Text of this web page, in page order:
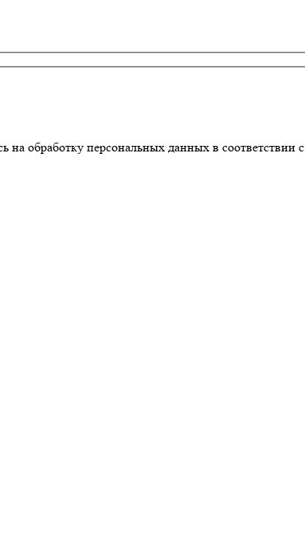
обработку персональных данных в соответствии с